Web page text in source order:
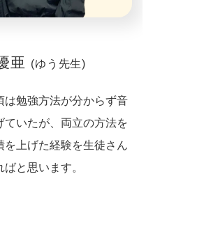
亜 (ゆう先生)
は勉強方法が分からず音
ていたが、両立の方法を
を上げた経験を生徒さん
と思います。